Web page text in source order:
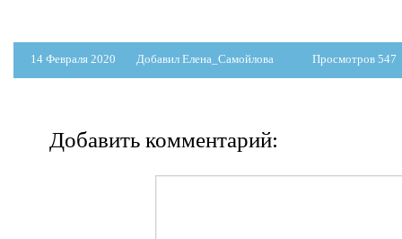
14 Февраля 2020 Добавил Елена_Самойлова Просмотров 547
Добавить комментарий: